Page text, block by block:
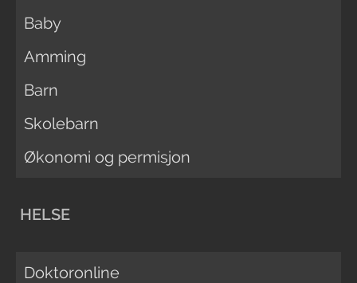
Baby
Amming
Barn
Skolebarn
Økonomi og permisjon
HELSE
Doktoronline